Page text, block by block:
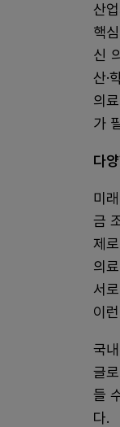
산
핵
신
산·
의
가
다
미
금
제
의
서
이
국
글
들
다.